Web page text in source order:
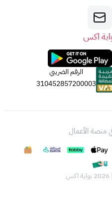
اكس
الرقم الضريبي
310452857200003
منصة الأعمال
بوابة اكس